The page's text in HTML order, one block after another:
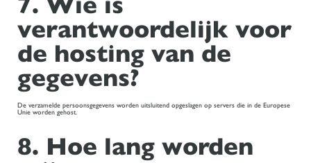
verantwoordelijk voor
de hosting van de
gegevens?
De verzamelde persoonsgegevens worden uitsluitend opgeslagen op servers die in de Europese
Unie worden gehost.
8. Hoe lang worden